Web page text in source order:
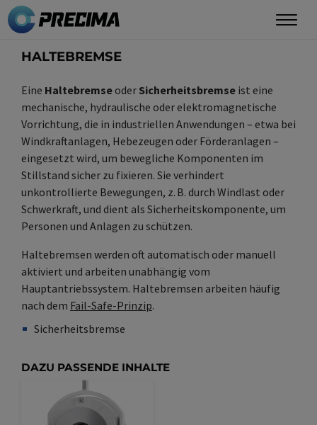
Direkt
zum
HALTEBREMSE
Eine Haltebremse oder Sicherheitsbremse ist eine
mechanische, hydraulische oder elektromagnetische
Vorrichtung, die in industriellen Anwendungen – etwa bei
Windkraftanlagen, Hebezeugen oder Förderanlagen –
eingesetzt wird, um bewegliche Komponenten im
Stillstand sicher zu fixieren. Sie verhindert
unkontrollierte Bewegungen, z. B. durch Windlast oder
Schwerkraft, und dient als Sicherheitskomponente, um
Personen und Anlagen zu schützen.
Haltebremsen werden oft automatisch oder manuell
aktiviert und arbeiten unabhängig vom
Hauptantriebssystem. Haltebremsen arbeiten häufig
nach dem Fail-Safe-Prinzip.
Synonym(e)
Plural(e)
Sicherheitsbremse
DAZU PASSENDE INHALTE